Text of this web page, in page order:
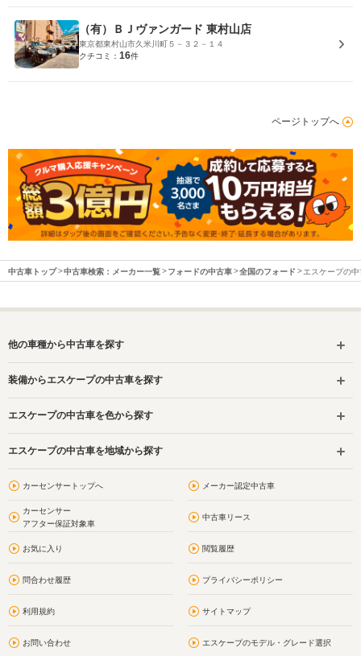
（有）ＢＪヴァンガード 東村山店
東京都東村山市久米川町５－３２－１４
クチコミ： 16件
ページトップへ
中古車トップ 中古車検索：メーカー一覧 フォードの中古車 全国のフォード エスケープの中
他の車種から中古車を探す
装備からエスケープの中古車を探す
エスケープの中古車を色から探す
エスケープの中古車を地域から探す
カーセンサートップへ メーカー認定中古車
カーセンサー
アフター保証対象車
中古車リース
お気に入り 閲覧履歴
問合わせ履歴 プライバシーポリシー
利用規約 サイトマップ
お問い合わせ エスケープのモデル・グレード選択